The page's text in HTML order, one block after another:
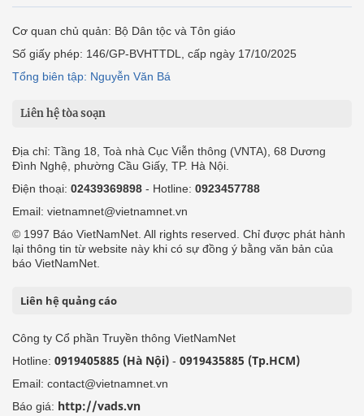
Cơ quan chủ quản: Bộ Dân tộc và Tôn giáo
Số giấy phép: 146/GP-BVHTTDL, cấp ngày 17/10/2025
Tổng biên tập: Nguyễn Văn Bá
Liên hệ tòa soạn
Địa chỉ: Tầng 18, Toà nhà Cục Viễn thông (VNTA), 68 Dương
Đình Nghệ, phường Cầu Giấy, TP. Hà Nội.
Điện thoại: 02439369898 - Hotline: 0923457788
Email: vietnamnet@vietnamnet.vn
© 1997 Báo VietNamNet. All rights reserved. Chỉ được phát hành
lại thông tin từ website này khi có sự đồng ý bằng văn bản của
báo VietNamNet.
Liên hệ quảng cáo
Công ty Cổ phần Truyền thông VietNamNet
Hotline: 0919405885 (Hà Nội) - 0919435885 (Tp.HCM)
Email: contact@vietnamnet.vn
Báo giá: http://vads.vn